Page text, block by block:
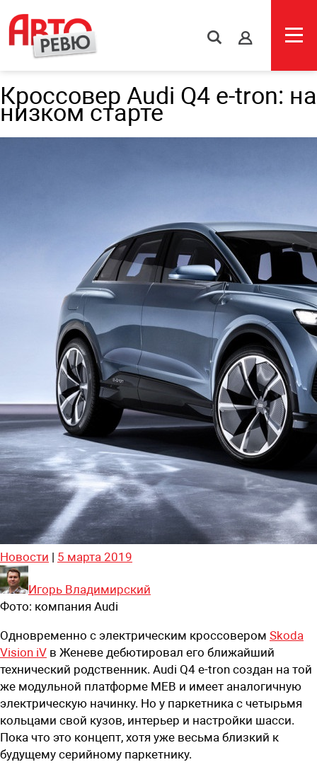
s
Кроссовер Audi Q4 e-tron: на
низком старте
Новости | 5 марта 2019
Игорь Владимирский
Фото: компания Audi
Одновременно с электрическим кроссовером Skoda
Vision iV в Женеве дебютировал его ближайший
технический родственник. Audi Q4 e-tron создан на той
же модульной платформе MEB и имеет аналогичную
электрическую начинку. Но у паркетника с четырьмя
кольцами свой кузов, интерьер и настройки шасси.
Пока что это концепт, хотя уже весьма близкий к
будущему серийному паркетнику.